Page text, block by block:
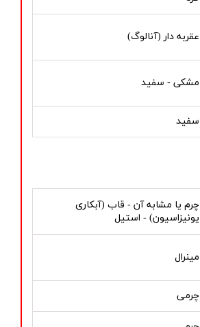
عقربه دار (آنالوگ)
مشکی - سفید
سفید
چرم یا مشابه آن - قاب (آبکاری
یونیزاسیون) - استیل
مینرال
چرمی